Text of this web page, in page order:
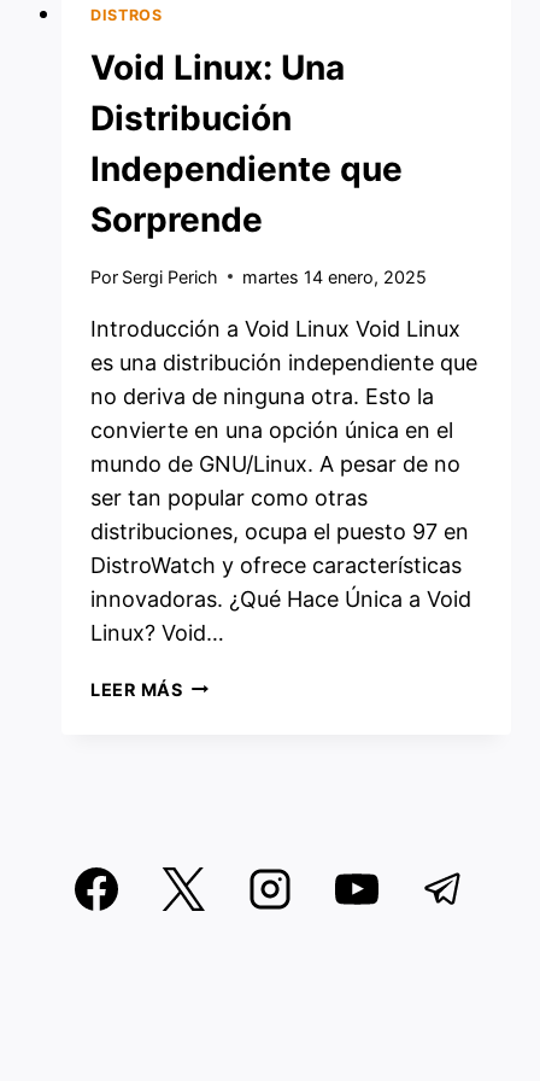
DISTROS
Void Linux: Una
Distribución
Independiente que
Sorprende
Por Sergi Perich martes 14 enero, 2025
Introducción a Void Linux Void Linux
es una distribución independiente que
no deriva de ninguna otra. Esto la
convierte en una opción única en el
mundo de GNU/Linux. A pesar de no
ser tan popular como otras
distribuciones, ocupa el puesto 97 en
DistroWatch y ofrece características
innovadoras. ¿Qué Hace Única a Void
Linux? Void…
LEER MÁSVOID